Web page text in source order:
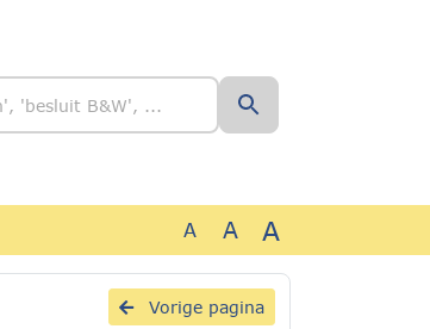
A A A
Vorige pagina